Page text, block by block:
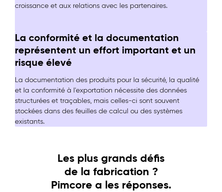
croissance et aux relations avec les partenaires.
La conformité et la documentation
représentent un effort important et un
risque élevé
La documentation des produits pour la sécurité, la qualité
et la conformité à l'exportation nécessite des données
structurées et traçables, mais celles-ci sont souvent
stockées dans des feuilles de calcul ou des systèmes
existants.
Les plus grands défis
de la fabrication ?
Pimcore a les réponses.